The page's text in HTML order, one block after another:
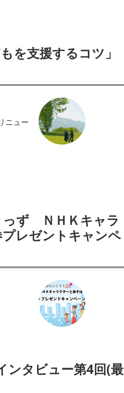
を支援するコツ」
ニュー
っず ＮＨＫキャラ
レゼントキャンペ
ンタビュー第4回(最